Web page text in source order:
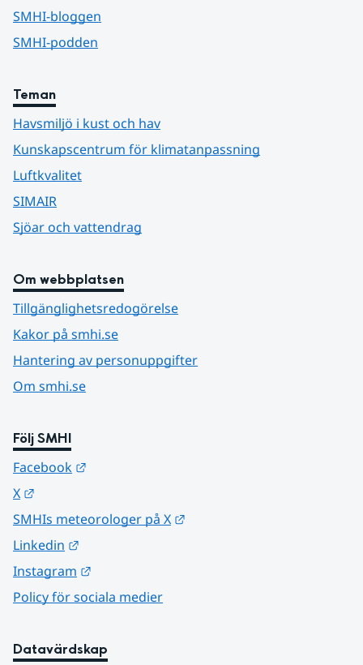
SMHI-bloggen
SMHI-podden
Teman
Havsmiljö i kust och hav
Kunskapscentrum för klimatanpassning
Luftkvalitet
SIMAIR
Sjöar och vattendrag
Om webbplatsen
Tillgänglighetsredogörelse
Kakor på smhi.se
Hantering av personuppgifter
Om smhi.se
Följ SMHI
Facebook
X
SMHIs meteorologer på X
Linkedin
Instagram
Policy för sociala medier
Datavärdskap